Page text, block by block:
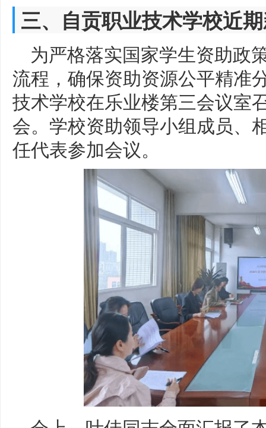
三、自贡职业技术学校近
为严格落实国家学生资助政
流程，确保资助资源公平精准
技术学校在乐业楼第三会议室
会。学校资助领导小组成员、
任代表参加会议。